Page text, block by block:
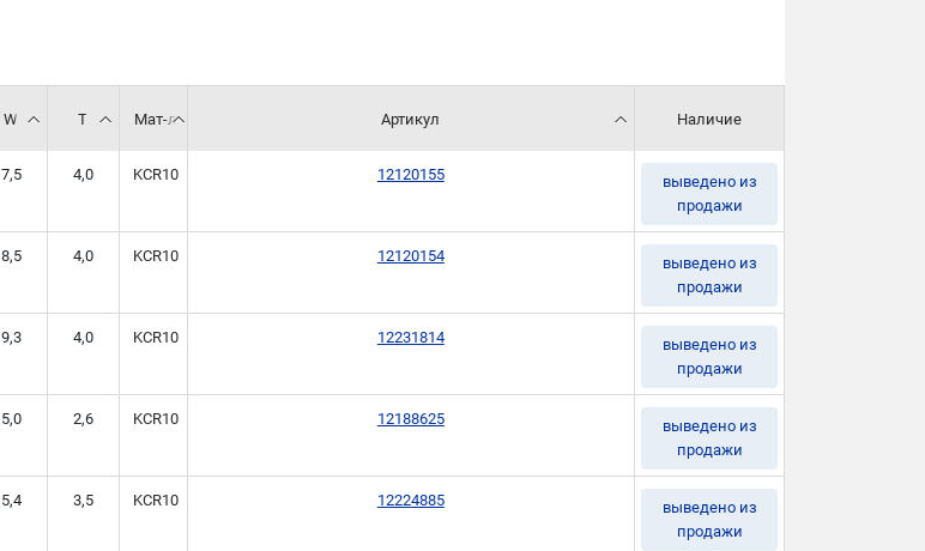
W
7,5
T
4,0
Мат-л
KCR10
Артикул
12120155
Наличие
выведено из
продажи
8,5 4,0 KCR10 12120154
выведено из
продажи
9,3 4,0 KCR10 12231814
выведено из
продажи
5,0 2,6 KCR10 12188625
выведено из
продажи
5,4 3,5 KCR10 12224885
выведено из
продажи